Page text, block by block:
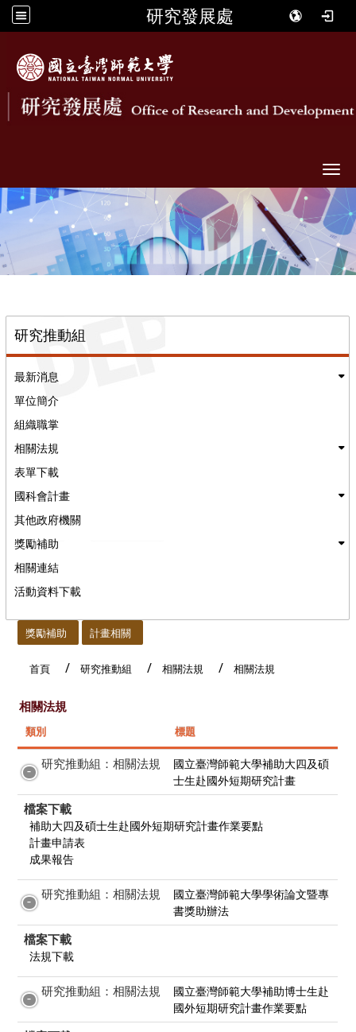
研究發展處
研究推動組
最新消息
單位簡介
組織職掌
相關法規
表單下載
國科會計畫
其他政府機關
獎勵補助
相關連結
活動資料下載
獎勵補助 計畫相關
首頁 研究推動組 相關法規 相關法規
相關法規
類別 標題
研究推動組：相關法規
國立臺灣師範大學補助大四及碩
士生赴國外短期研究計畫
檔案下載
補助大四及碩士生赴國外短期研究計畫作業要點
計畫申請表
成果報告
研究推動組：相關法規
國立臺灣師範大學學術論文暨專
書獎助辦法
檔案下載
法規下載
研究推動組：相關法規
國立臺灣師範大學補助博士生赴
國外短期研究計畫作業要點